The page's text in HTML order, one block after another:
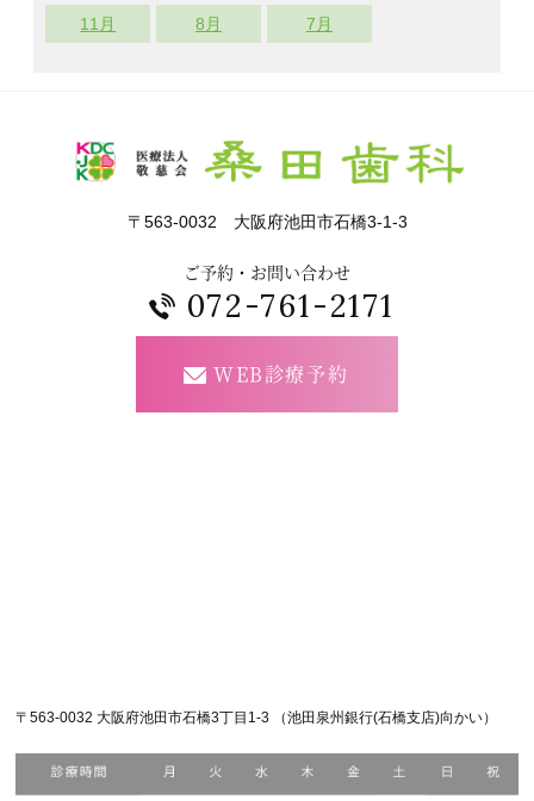
11 月 8 月 7 月
〒563-0032 大阪府池田市石橋3-1-3
ご予約・お問い合わせ
072-761-2171
WEB診療予約
〒563-0032 大阪府池田市石橋3丁目1-3 （池田泉州銀行(石橋支店)向かい）